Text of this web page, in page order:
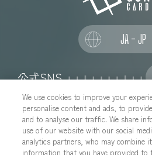
JA - JP
公式SNS
推奨環境について
We use cookies to improve your
personalise content and ads, to
and to analyse our traffic. We share
use of our website with our social
analytics partners, who may combine
information that you have provided to